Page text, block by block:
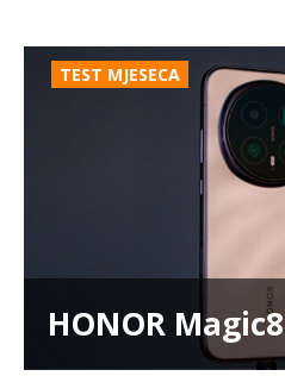
TEST MJESECA
HONOR